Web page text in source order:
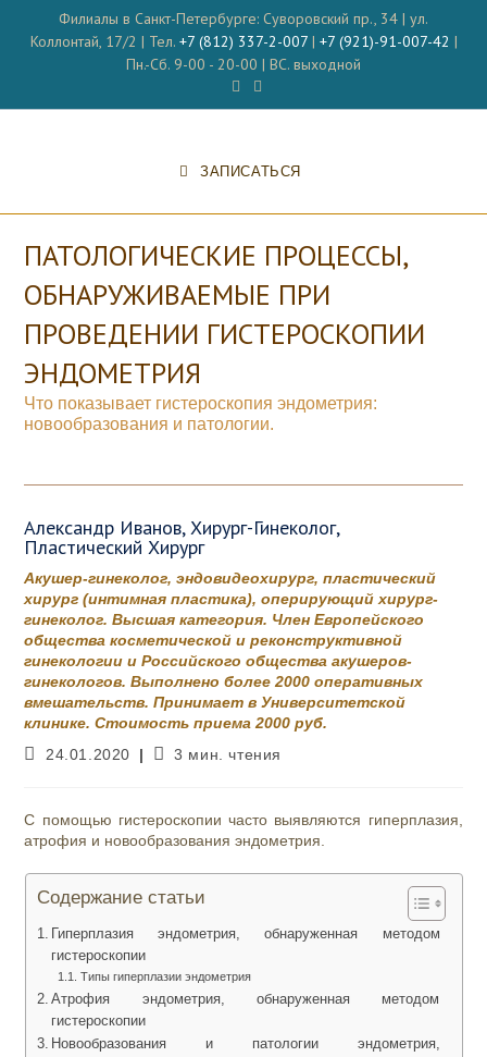
содержимому
Филиалы в Санкт-Петербурге: Суворовский пр., 34 | ул.
Коллонтай, 17/2 | Тел. +7 (812) 337-2-007| +7 (921)-91-007-42 |
Пн.-Сб. 9-00 - 20-00 | ВС. выходной
ЗАПИСАТЬСЯ
ПАТОЛОГИЧЕСКИЕ ПРОЦЕССЫ,
ОБНАРУЖИВАЕМЫЕ ПРИ
ПРОВЕДЕНИИ ГИСТЕРОСКОПИИ
ЭНДОМЕТРИЯ
Что показывает гистероскопия эндометрия:
новообразования и патологии.
Александр Иванов, Хирург-Гинеколог,
Пластический Хирург
Акушер-гинеколог, эндовидеохирург, пластический
хирург (интимная пластика), оперирующий хирург-
гинеколог. Высшая категория. Член Европейского
общества косметической и реконструктивной
гинекологии и Российского общества акушеров-
гинекологов. Выполнено более 2000 оперативных
вмешательств. Принимает в Университетской
клинике. Стоимость приема 2000 руб.
Запись
24.01.2020
Время
3 мин. чтения
С помощью гистероскопии часто выявляются гиперплазия,
атрофия и новообразования эндометрия.
Содержание статьи
Гиперплазия эндометрия, обнаруженная методом
гистероскопии
Типы гиперплазии эндометрия
Атрофия эндометрия, обнаруженная методом
гистероскопии
Новообразования и патологии эндометрия,